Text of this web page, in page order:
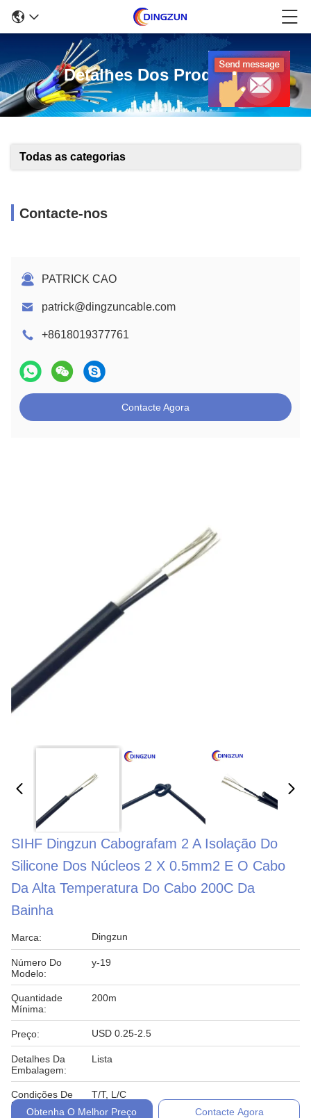
Detalhes Dos Produtos
Todas as categorias
Contacte-nos
PATRICK CAO
patrick@dingzuncable.com
+8618019377761
Contacte Agora
SIHF Dingzun Cabografam 2 A Isolação Do
Silicone Dos Núcleos 2 X 0.5mm2 E O Cabo
Da Alta Temperatura Do Cabo 200C Da
Bainha
Marca: Dingzun
Número Do
Modelo:
y-19
Quantidade
Mínima:
200m
Preço: USD 0.25-2.5
Detalhes Da
Embalagem:
Lista
Condições De
Pagamento:
T/T, L/C
Obtenha O Melhor Preço
Contacte Agora